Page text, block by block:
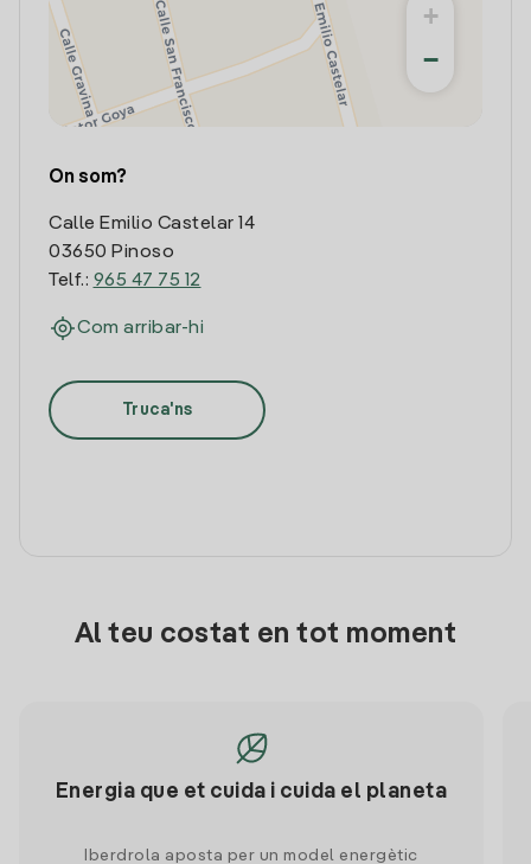
+
−
On som?
Calle Emilio Castelar 14
03650 Pinoso
Telf.: 965 47 75 12
Com arribar-hi
Truca'ns
Al teu costat en tot moment
Energia que et cuida i cuida el planeta
Iberdrola aposta per un model energètic